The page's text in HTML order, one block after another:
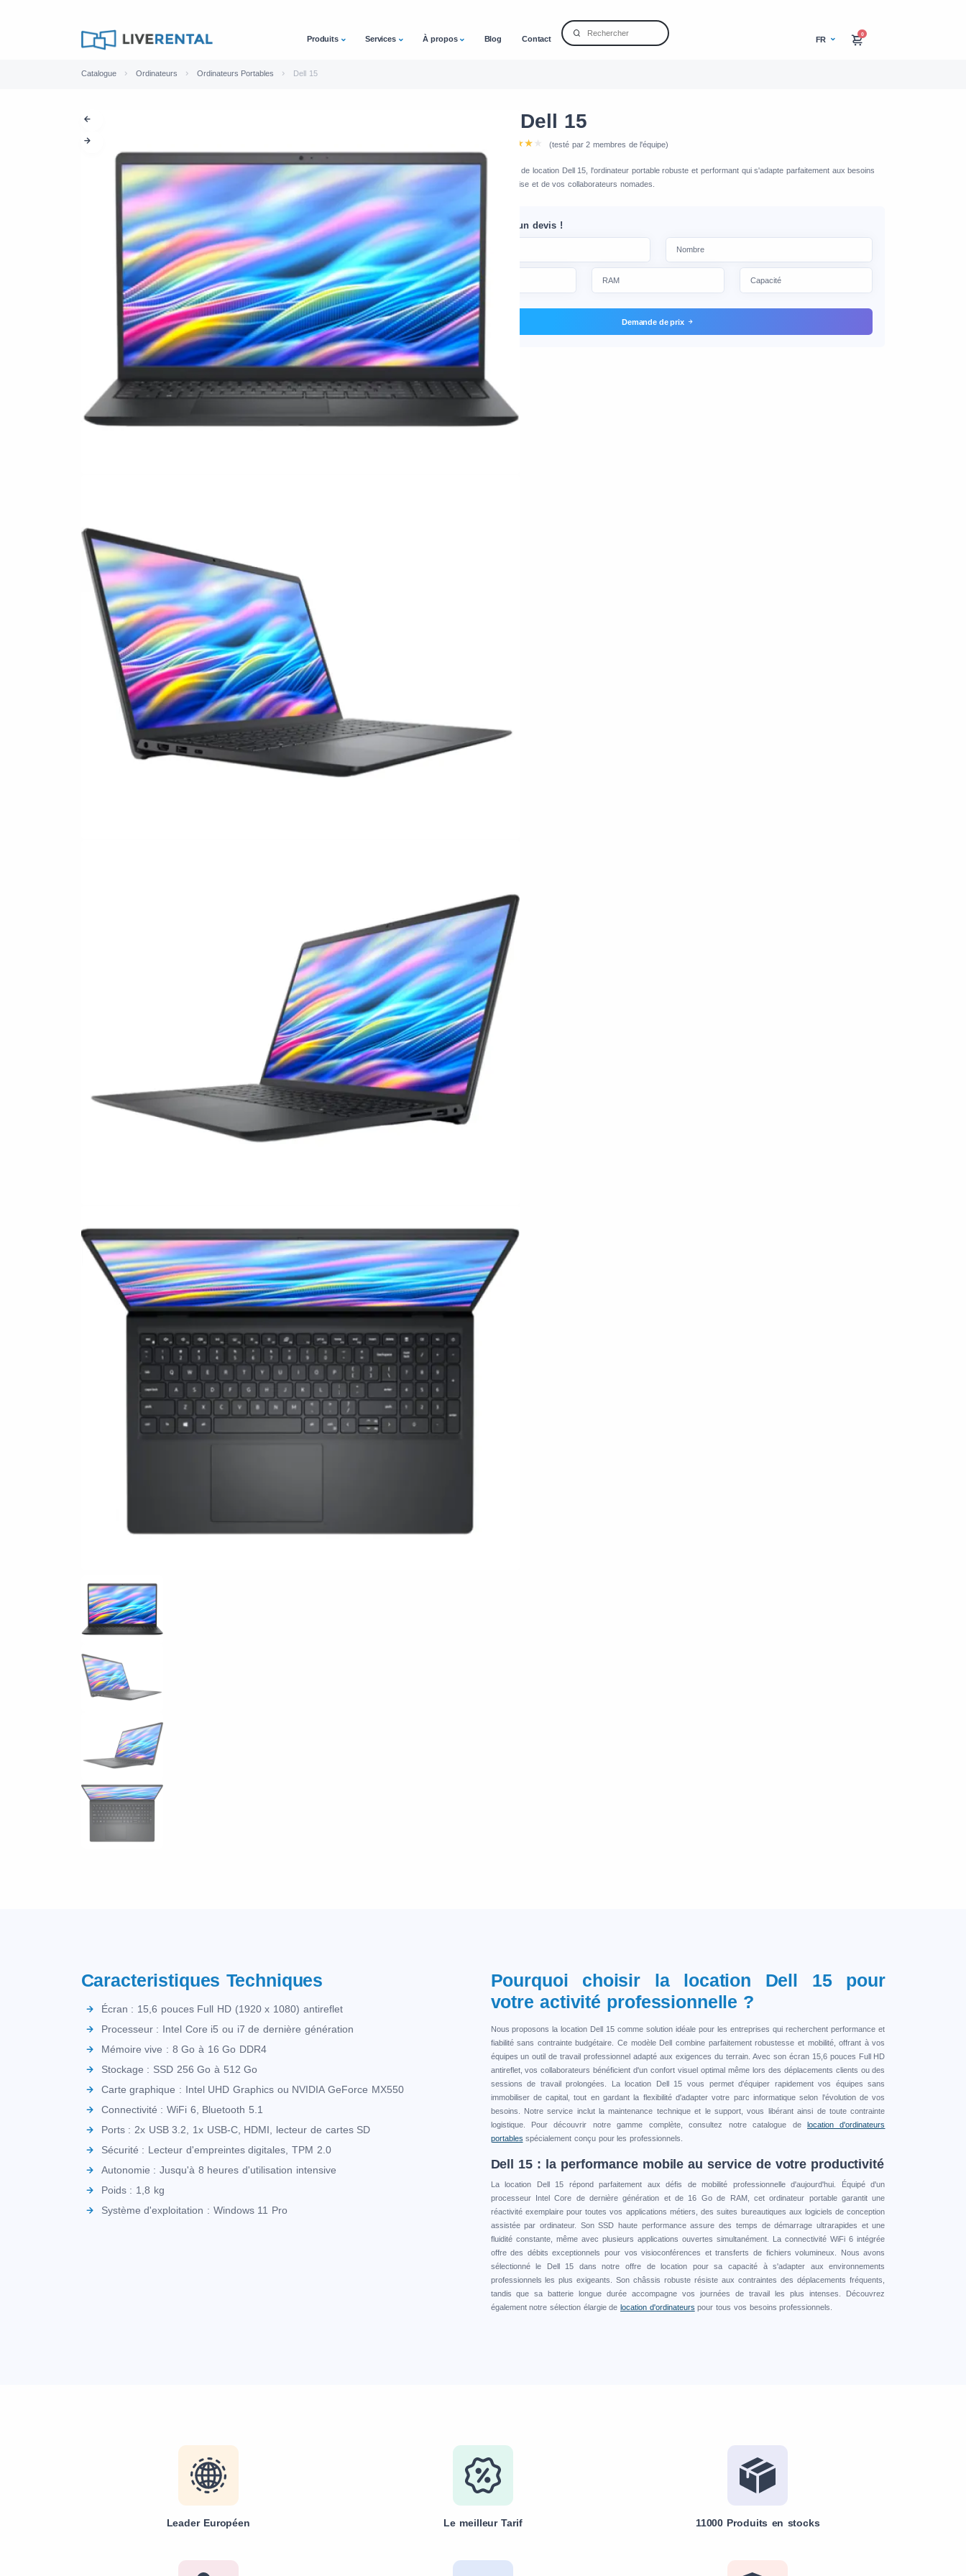
Produits Services À propos Blog Contact FR
0
Catalogue Ordinateurs Ordinateurs Portables Dell 15
Location Dell 15
(testé par 2 membres de l'équipe)
Découvrez notre service de location Dell 15, l'ordinateur portable robuste et performant qui s'adapte parfaitement aux besoins
évolutifs de votre entreprise et de vos collaborateurs nomades.
Demandez-nous un devis !
Demande de prix
Caracteristiques Techniques
Écran : 15,6 pouces Full HD (1920 x 1080) antireflet
Processeur : Intel Core i5 ou i7 de dernière génération
Mémoire vive : 8 Go à 16 Go DDR4
Stockage : SSD 256 Go à 512 Go
Carte graphique : Intel UHD Graphics ou NVIDIA GeForce MX550
Connectivité : WiFi 6, Bluetooth 5.1
Ports : 2x USB 3.2, 1x USB-C, HDMI, lecteur de cartes SD
Sécurité : Lecteur d'empreintes digitales, TPM 2.0
Autonomie : Jusqu'à 8 heures d'utilisation intensive
Poids : 1,8 kg
Système d'exploitation : Windows 11 Pro
Pourquoi choisir la location Dell 15 pour
votre activité professionnelle ?
Nous proposons la location Dell 15 comme solution idéale pour les entreprises qui recherchent performance et
fiabilité sans contrainte budgétaire. Ce modèle Dell combine parfaitement robustesse et mobilité, offrant à vos
équipes un outil de travail professionnel adapté aux exigences du terrain. Avec son écran 15,6 pouces Full HD
antireflet, vos collaborateurs bénéficient d'un confort visuel optimal même lors des déplacements clients ou des
sessions de travail prolongées. La location Dell 15 vous permet d'équiper rapidement vos équipes sans
immobiliser de capital, tout en gardant la flexibilité d'adapter votre parc informatique selon l'évolution de vos
besoins. Notre service inclut la maintenance technique et le support, vous libérant ainsi de toute contrainte
logistique. Pour découvrir notre gamme complète, consultez notre catalogue delocation d'ordinateurs
portables spécialement conçu pour les professionnels.
Dell 15 : la performance mobile au service de votre productivité
La location Dell 15 répond parfaitement aux défis de mobilité professionnelle d'aujourd'hui. Équipé d'un
processeur Intel Core de dernière génération et de 16 Go de RAM, cet ordinateur portable garantit une
réactivité exemplaire pour toutes vos applications métiers, des suites bureautiques aux logiciels de conception
assistée par ordinateur. Son SSD haute performance assure des temps de démarrage ultrarapides et une
fluidité constante, même avec plusieurs applications ouvertes simultanément. La connectivité WiFi 6 intégrée
offre des débits exceptionnels pour vos visioconférences et transferts de fichiers volumineux. Nous avons
sélectionné le Dell 15 dans notre offre de location pour sa capacité à s'adapter aux environnements
professionnels les plus exigeants. Son châssis robuste résiste aux contraintes des déplacements fréquents,
tandis que sa batterie longue durée accompagne vos journées de travail les plus intenses. Découvrez
également notre sélection élargie de location d'ordinateurs pour tous vos besoins professionnels.
Leader Européen Le meilleur Tarif 11000 Produits en stocks